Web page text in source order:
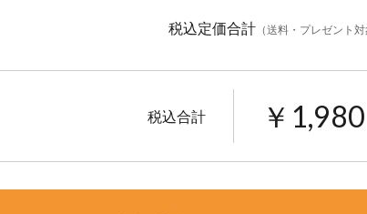
税込定価合計 （送料・プレゼント対
税込合計 ￥1,980